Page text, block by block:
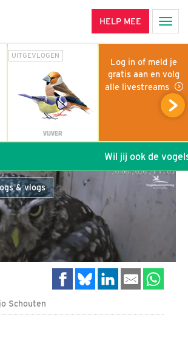
HELP MEE
UITGEVLOGEN
VIJVER
Log in of meld je
gratis aan en volg
alle livestreams
Wil jij ook de
& vlogs
Schouten